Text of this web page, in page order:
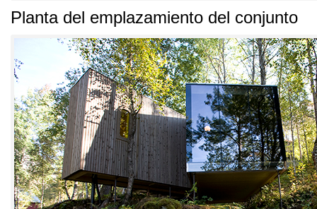
Planta del emplazamiento del conjunto